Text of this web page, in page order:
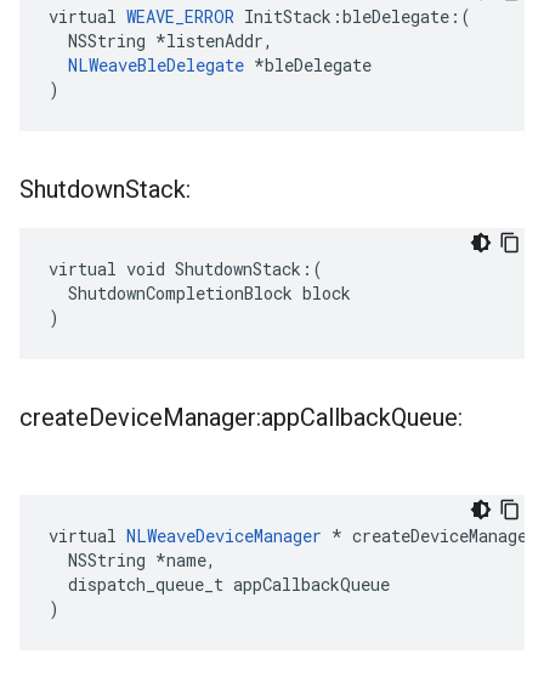
virtual WEAVE_ERROR InitStack:bleDelegate:(
  NSString *listenAddr,
NLWeaveBleDelegate *bleDelegate
)
ShutdownStack:
virtual void ShutdownStack:(
  ShutdownCompletionBlock block
)
createDeviceManager:appCallbackQueue:
virtual NLWeaveDeviceManager *
  NSString *name,
  dispatch_queue_t appCallbackQueue
)